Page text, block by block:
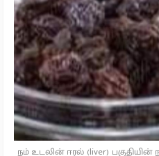
நம் உடலின் ஈரல் (liver) பகுதியின்